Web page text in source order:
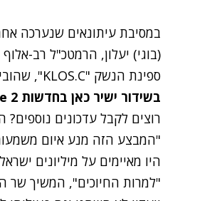
במסיבת עיתונאים שנערכה
(בוגי) יעלון, הרמטכ"ל רב-
ספינת הנשק "KLOS.C",
בשידור ישיר כאן בחדשות 2 Online.
רוצים לקבל עדכונים נוספים?
"המבצע הזה מנע איום
היו מאיימים על מיליונים
"למרות החיוכים", המשיך שר